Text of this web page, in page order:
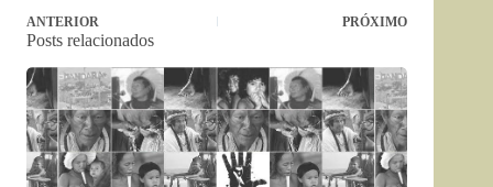
ANTERIOR PRÓXIMO
Posts relacionados